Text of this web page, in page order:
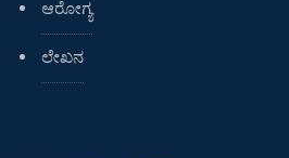
ಆರೋಗ್ಯ
ಲೇಖನ